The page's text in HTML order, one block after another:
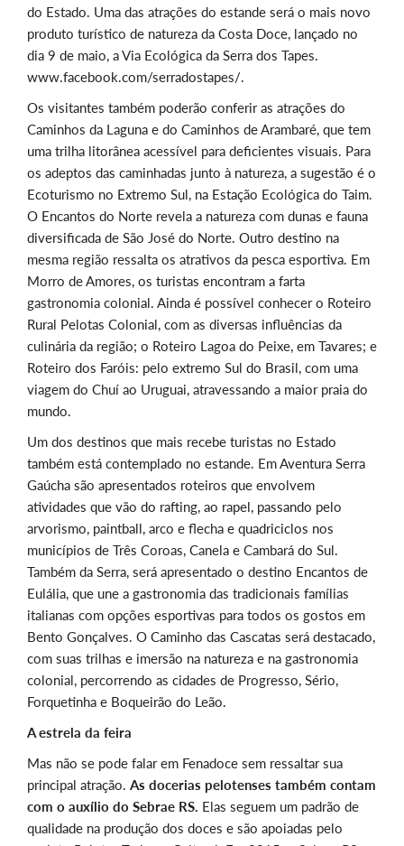
do Estado. Uma das atrações do estande será o mais novo
produto turístico de natureza da Costa Doce, lançado no
dia 9 de maio, a Via Ecológica da Serra dos Tapes.
www.facebook.com/serradostapes/.
Os visitantes também poderão conferir as atrações do
Caminhos da Laguna e do Caminhos de Arambaré, que tem
uma trilha litorânea acessível para deficientes visuais. Para
os adeptos das caminhadas junto à natureza, a sugestão é o
Ecoturismo no Extremo Sul, na Estação Ecológica do Taim.
O Encantos do Norte revela a natureza com dunas e fauna
diversificada de São José do Norte. Outro destino na
mesma região ressalta os atrativos da pesca esportiva. Em
Morro de Amores, os turistas encontram a farta
gastronomia colonial. Ainda é possível conhecer o Roteiro
Rural Pelotas Colonial, com as diversas influências da
culinária da região; o Roteiro Lagoa do Peixe, em Tavares; e
Roteiro dos Faróis: pelo extremo Sul do Brasil, com uma
viagem do Chuí ao Uruguai, atravessando a maior praia do
mundo.
Um dos destinos que mais recebe turistas no Estado
também está contemplado no estande. Em Aventura Serra
Gaúcha são apresentados roteiros que envolvem
atividades que vão do rafting, ao rapel, passando pelo
arvorismo, paintball, arco e flecha e quadriciclos nos
municípios de Três Coroas, Canela e Cambará do Sul.
Também da Serra, será apresentado o destino Encantos de
Eulália, que une a gastronomia das tradicionais famílias
italianas com opções esportivas para todos os gostos em
Bento Gonçalves. O Caminho das Cascatas será destacado,
com suas trilhas e imersão na natureza e na gastronomia
colonial, percorrendo as cidades de Progresso, Sério,
Forquetinha e Boqueirão do Leão.
A estrela da feira
Mas não se pode falar em Fenadoce sem ressaltar sua
principal atração. As docerias pelotenses também contam
com o auxílio do Sebrae RS. Elas seguem um padrão de
qualidade na produção dos doces e são apoiadas pelo